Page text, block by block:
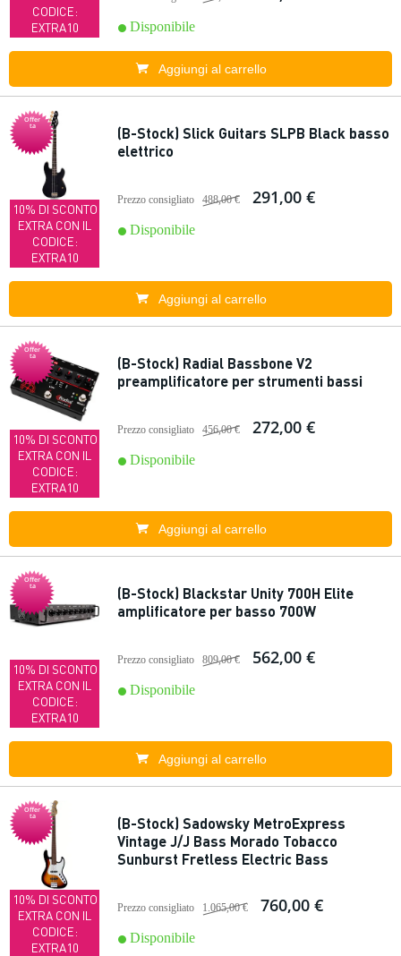
CODICE:
EXTRA10
Disponibile
Aggiungi al carrello
Offer
ta
10% DI SCONTO
EXTRA CON IL
CODICE:
EXTRA10
(B-Stock) Slick Guitars SLPB Black basso
elettrico
Prezzo consigliato 488,00 € 291,00 €
Disponibile
Aggiungi al carrello
Offer
ta
10% DI SCONTO
EXTRA CON IL
CODICE:
EXTRA10
(B-Stock) Radial Bassbone V2
preamplificatore per strumenti bassi
Prezzo consigliato 456,00 € 272,00 €
Disponibile
Aggiungi al carrello
Offer
ta
10% DI SCONTO
EXTRA CON IL
CODICE:
EXTRA10
(B-Stock) Blackstar Unity 700H Elite
amplificatore per basso 700W
Prezzo consigliato 809,00 € 562,00 €
Disponibile
Aggiungi al carrello
Offer
ta
10% DI SCONTO
EXTRA CON IL
CODICE:
EXTRA10
(B-Stock) Sadowsky MetroExpress
Vintage J/J Bass Morado Tobacco
Sunburst Fretless Electric Bass
Prezzo consigliato 1.065,00 € 760,00 €
Disponibile